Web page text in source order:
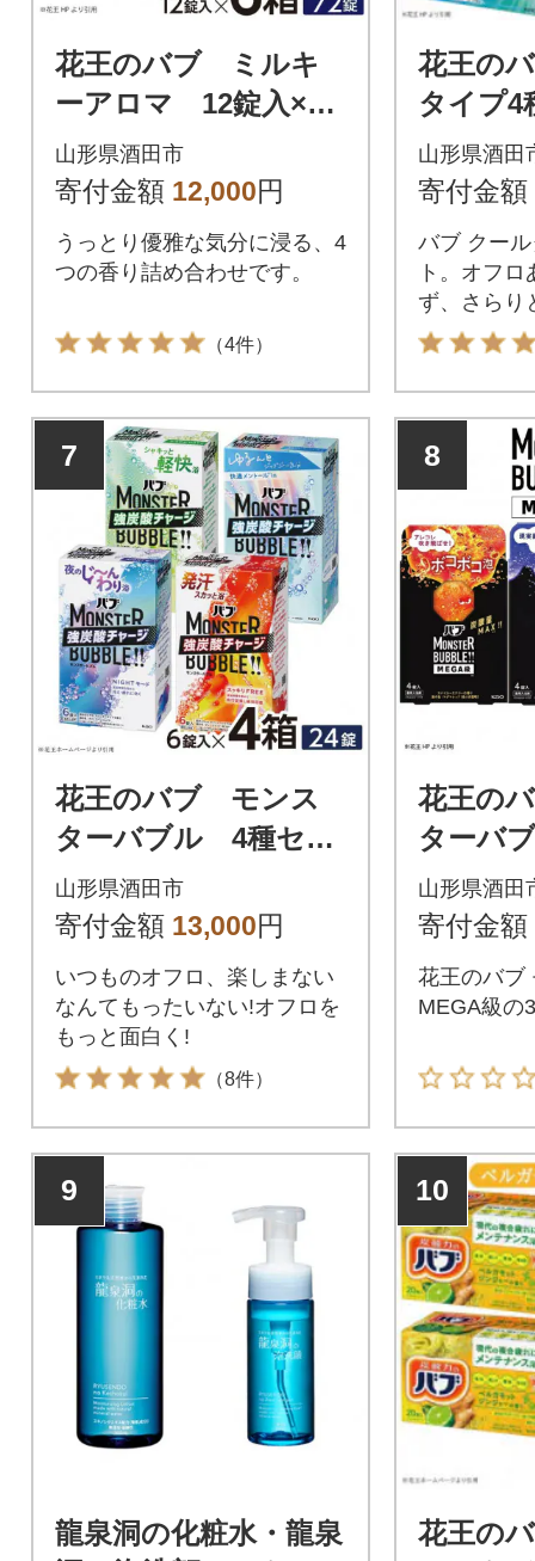
花王のバブ ミルキ
ーアロマ 12錠入×6
箱
山形県酒田市
寄付金額 12,000円
うっとり優雅な気分に浸る、4
つの香り詰め合わせです。
（4件）
花王の
タイプ
錠入×4箱
山形県酒田
寄付金額
バブ クー
ト。オフ
ず、さらり
7
花王のバブ モンス
ターバブル 4種セッ
ト 6錠入り×4箱 計
24錠
山形県酒田市
寄付金額 13,000円
いつものオフロ、楽しまない
なんてもったいない!オフロを
もっと面白く!
（8件）
8
花王の
ターバ
3種セ
3箱
山形県酒田
寄付金額
花王のバブ
MEGA級の
9
龍泉洞の化粧水・龍泉
10
花王の